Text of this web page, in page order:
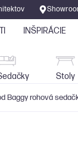
Sedačky
INŠPIRÁCIE
Stoly
Baggy rohová